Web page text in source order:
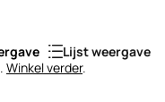
Lijst weergave
Winkel verder.